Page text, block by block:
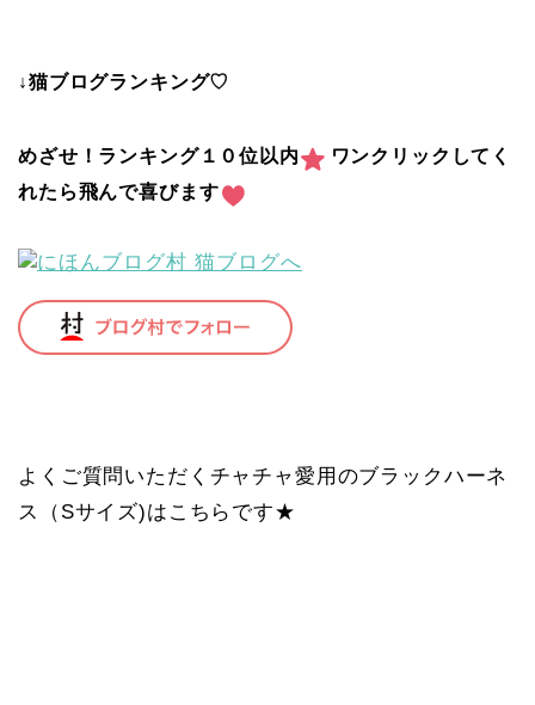
↓猫ブログランキング♡
めざせ！ランキング１０位以内
ワンクリックしてく
れたら飛んで喜びます
よくご質問いただくチャチャ愛用のブラックハーネ
ス（Sサイズ)はこちらです★